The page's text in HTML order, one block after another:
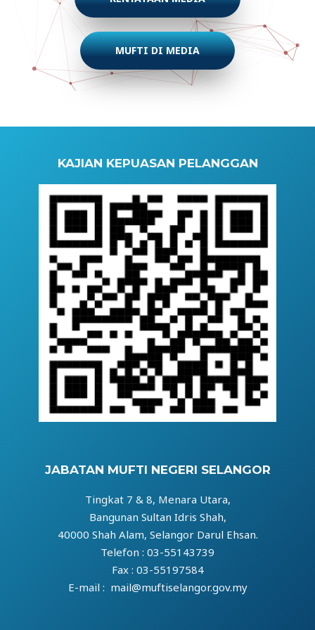
MUFTI DI MEDIA
KAJIAN KEPUASAN PELANGGAN
JABATAN MUFTI NEGERI SELANGOR
Tingkat 7 & 8, Menara Utara,
Bangunan Sultan Idris Shah,
40000 Shah Alam, Selangor Darul Ehsan.
Telefon : 03-55143739
Fax : 03-55197584
E-mail : mail@muftiselangor.gov.my